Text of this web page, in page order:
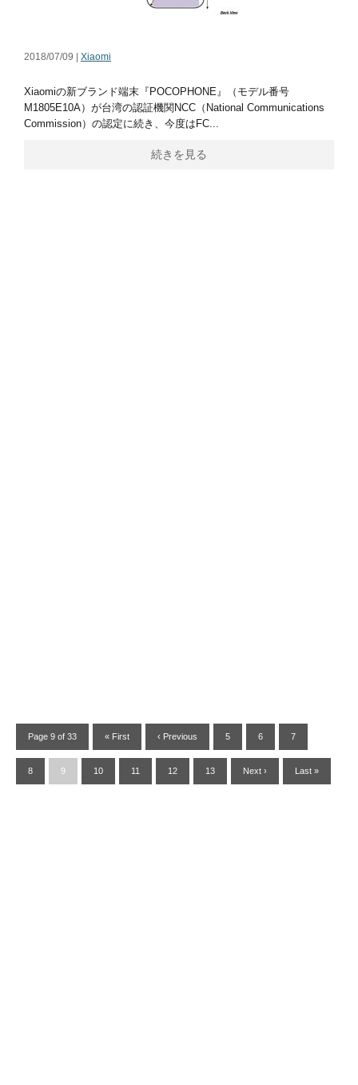
2018/07/09 | Xiaomi
Xiaomiの新ブランド端末『POCOPHONE』（モデル番号
M1805E10A）が台湾の認証機関NCC（National Communications
Commission）の認定に続き、今度はFC...
続きを見る
Page 9 of 33 « First ‹ Previous 5 6 7
8 9 10 11 12 13 Next › Last »